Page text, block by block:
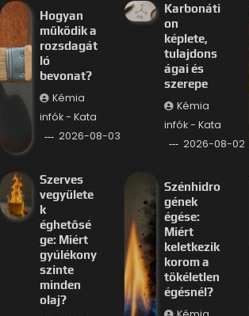
Hogyan
működik a
rozsdagát
ló
bevonat?
Kémia
infók - Kata
2026-08-03
Karbonáti
on
képlete,
tulajdons
ágai és
szerepe
Kémia
infók - Kata
2026-08-02
Szerves
vegyülete
k
éghetősé
ge: Miért
gyúlékony
szinte
minden
olaj?
Szénhidro
gének
égése:
Miért
keletkezik
korom a
tökéletlen
égésnél?